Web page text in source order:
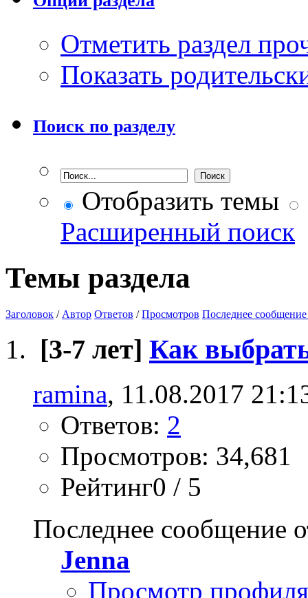
Отметить раздел
Показать
Поиск по разделу
Отобразить темы
Расширенный поиск
Темы раздела
Заголовок / Автор Ответов /Просмотров Последнее сообщение
[3-7 лет] Как
ramina, 11.08.2017
Ответов: 2
Просмотров: 34,681
Рейтинг0 / 5
Последнее сообщение
Jenna
Просмотр профиля